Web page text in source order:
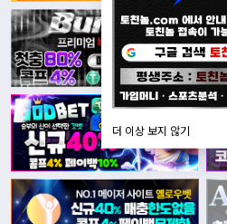
더 이상 보지 않기